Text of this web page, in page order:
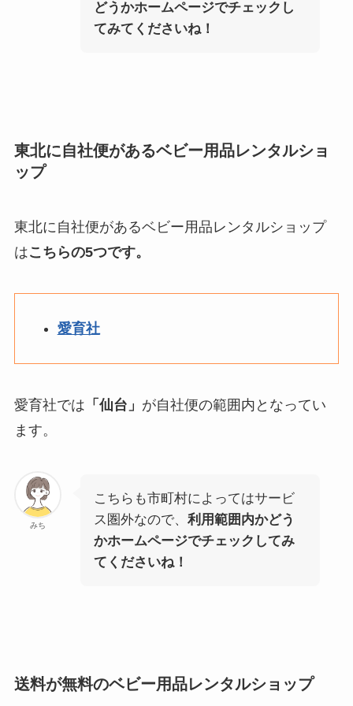
どうかホームページでチェックし
てみてくださいね！
東北に自社便があるベビー用品レンタルショ
ップ
東北に自社便があるベビー用品レンタルショップ
はこちらの5つです。
愛育社
愛育社では 「仙台」 が自社便の範囲内となってい
ます。
みち
こちらも市町村によってはサービ
ス圏外なので、 利用範囲内かどう
かホームページでチェックしてみ
てくださいね！
送料が無料のベビー用品レンタルショップ